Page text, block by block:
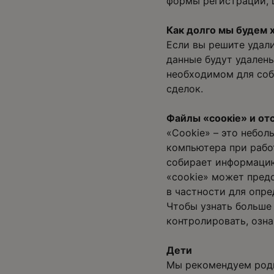
Как долго мы будем
Если вы решите
данные будут
необходимом для
сделок.
Файлы «соокіе» и
«Cookie» – это
компьютера при
собирает
«cookie» может
в частности для
Чтобы узнать
контролировать,
Дети
Мы рекомендуем